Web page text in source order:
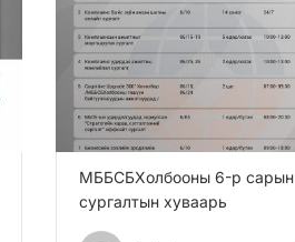
МББСБХолбооны 6-р сарын
сургалтын хуваарь